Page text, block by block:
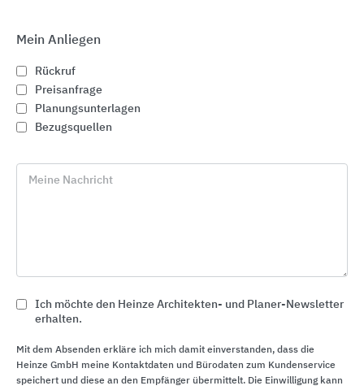
OBO Bettermann
Mein Anliegen
Rückruf
Preisanfrage
Planungsunterlagen
Bezugsquellen
Meine Nachricht
Ich möchte den Heinze Architekten- und Planer-Newsletter
erhalten.
Mit dem Absenden erkläre ich mich damit einverstanden, dass die
Heinze GmbH meine Kontaktdaten und Bürodaten zum Kundenservice
speichert und diese an den Empfänger übermittelt. Die Einwilligung kann